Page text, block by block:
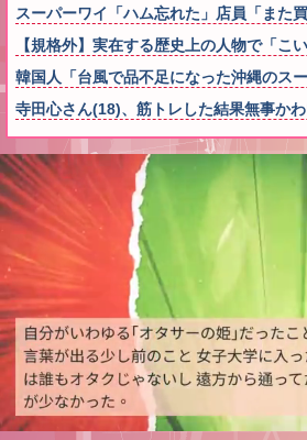
スーパーワイ「ハム忘れた」店員「ま
【規格外】実在する歴史上の人物で「
韓国人「台風で品不足になった沖縄のス
寺田心さん(18)、筋トレした結果無事か